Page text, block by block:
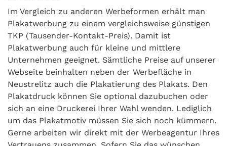
Im Vergleich zu anderen Werbeformen erhält man
Plakatwerbung zu einem vergleichsweise günstigen
TKP (Tausender-Kontakt-Preis). Damit ist
Plakatwerbung auch für kleine und mittlere
Unternehmen geeignet. Sämtliche Preise auf unserer
Webseite beinhalten neben der Werbefläche in
Neustrelitz auch die Plakatierung des Plakats. Den
Plakatdruck können Sie optional dazubuchen oder
sich an eine Druckerei Ihrer Wahl wenden. Lediglich
um das Plakatmotiv müssen Sie sich noch kümmern.
Gerne arbeiten wir direkt mit der Werbeagentur Ihres